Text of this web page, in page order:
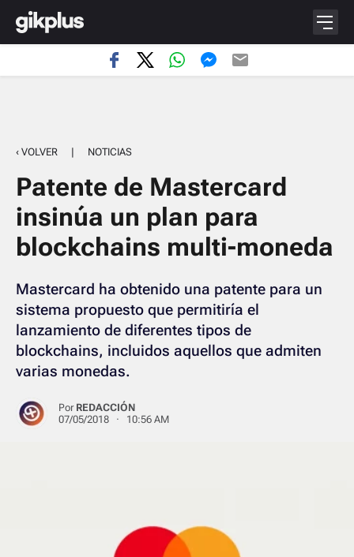
‹ VOLVER | NOTICIAS
Patente de Mastercard
insinúa un plan para
blockchains multi-moneda
Mastercard ha obtenido una patente para un
sistema propuesto que permitiría el
lanzamiento de diferentes tipos de
blockchains, incluidos aquellos que admiten
varias monedas.
Por REDACCIÓN
07/05/2018 · 10:56 AM